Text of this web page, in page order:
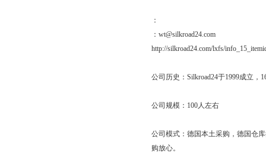
：
：wt@silkroad24.com
http://silkroad24.com/lxfs/
公司历史：Silkroad24于1999成立
公司规模：100人左右
公司模式：德国本土采购，德国仓
购放心。